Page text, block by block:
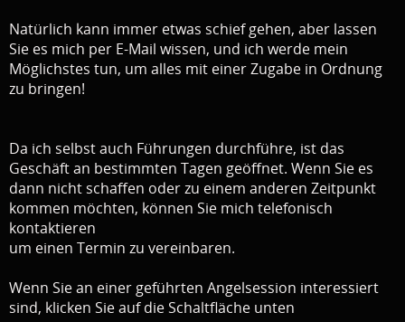
Natürlich kann immer etwas schief gehen, aber lassen
Sie es mich per E-Mail wissen, und ich werde mein
Möglichstes tun, um alles mit einer Zugabe in Ordnung
zu bringen!
Da ich selbst auch Führungen durchführe, ist das
Geschäft an bestimmten Tagen geöffnet. Wenn Sie es
dann nicht schaffen oder zu einem anderen Zeitpunkt
kommen möchten, können Sie mich telefonisch
kontaktieren
um einen Termin zu vereinbaren.
Wenn Sie an einer geführten Angelsession interessiert
sind, klicken Sie auf die Schaltfläche unten